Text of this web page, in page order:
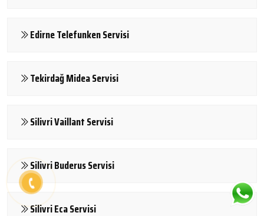
Edirne Telefunken Servisi
Tekirdağ Midea Servisi
Silivri Vaillant Servisi
Silivri Buderus Servisi
Silivri Eca Servisi